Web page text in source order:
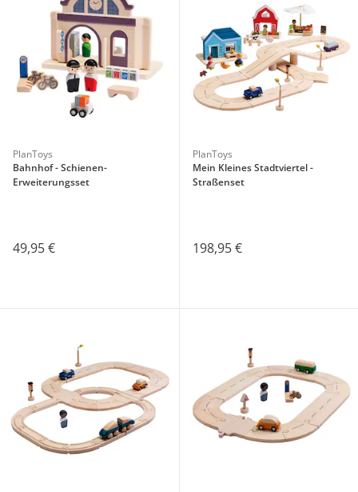
PlanToys
Bahnhof - Schienen-
Erweiterungsset
49,95 €
PlanToys
Mein Kleines Stadtviertel -
Straßenset
198,95 €